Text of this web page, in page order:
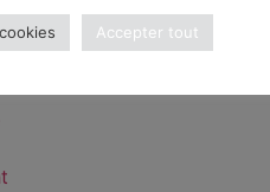
Accepter tout